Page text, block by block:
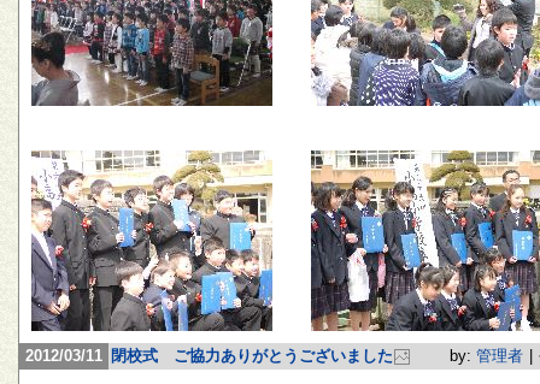
2012/03/11 閉校式 ご協力ありがとうございました by: 管理者